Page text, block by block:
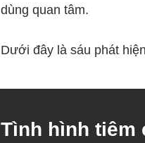
dùng quan tâm.
Dưới đây là sáu phát
Tình hình tiêm